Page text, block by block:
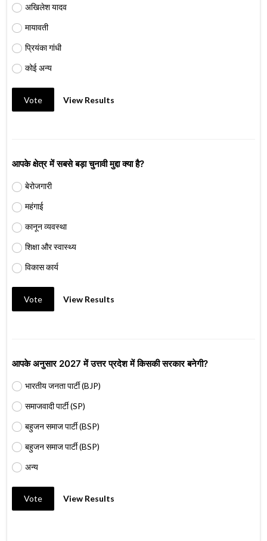
अखिलेश यादव
मायावती
प्रियंका गांधी
कोई अन्य
Vote View Results
आपके क्षेत्र में सबसे बड़ा चुनावी मुद्दा क्या है?
बेरोजगारी
महंगाई
कानून व्यवस्था
शिक्षा और स्वास्थ्य
विकास कार्य
Vote View Results
आपके अनुसार 2027 में उत्तर प्रदेश में किसकी सरकार बनेगी?
भारतीय जनता पार्टी (BJP)
समाजवादी पार्टी (SP)
बहुजन समाज पार्टी (BSP)
बहुजन समाज पार्टी (BSP)
अन्य
Vote View Results